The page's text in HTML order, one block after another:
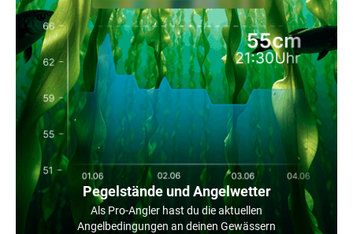
Pegelstände und Angelwetter
Als Pro-Angler hast du die aktuellen
Angelbedingungen an deinen Gewässern